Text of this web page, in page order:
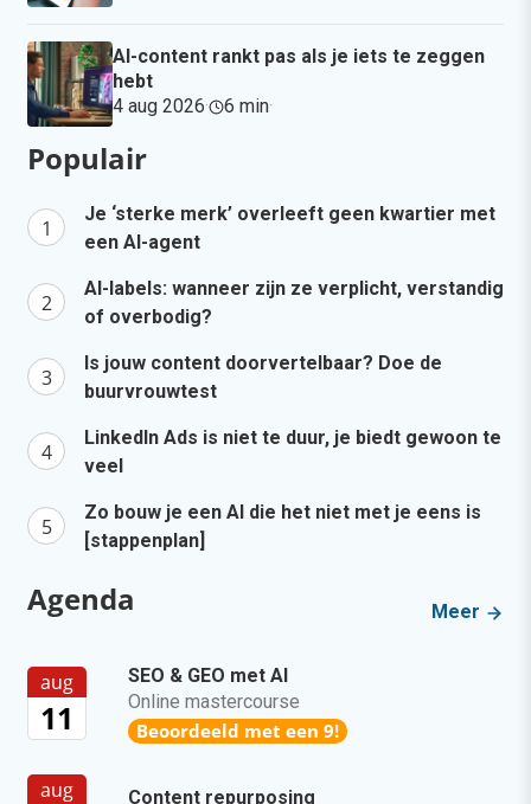
AI-content rankt pas als je iets te zeggen
hebt
4 aug 2026· 6 min·
Populair
Je ‘sterke merk’ overleeft geen kwartier met
een AI-agent
AI-labels: wanneer zijn ze verplicht, verstandig
of overbodig?
Is jouw content doorvertelbaar? Doe de
buurvrouwtest
LinkedIn Ads is niet te duur, je biedt gewoon te
veel
Zo bouw je een AI die het niet met je eens is
[stappenplan]
Agenda Meer
aug
11
SEO & GEO met AI
Online mastercourse
Beoordeeld met een 9!
aug Content repurposing